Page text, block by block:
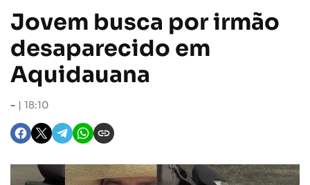
Jovem busca por irmão
desaparecido em
Aquidauana
- 18:10